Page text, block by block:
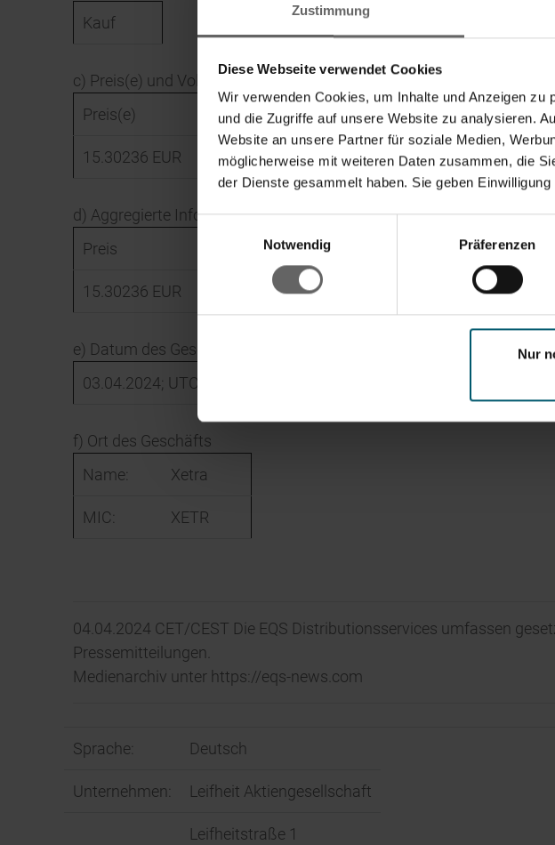
Zustimmung
Diese Webseite verwendet Cookies
Wir verwenden Cookies, um Inhalte und Anzeigen
und die Zugriffe auf unsere Website zu analysieren.
Website an unsere Partner für soziale Medien,
möglicherweise mit weiteren Daten zusammen, die
der Dienste gesammelt haben. Sie geben
Einwilligungsauswahl
Notwendig
Präferenzen
Nur
Kauf
c) Preis(e) und Volumen
Preis(e)
Volumen
15.30236 EUR 76358.78 EUR
d) Aggregierte Informationen
Preis
Aggregiertes Volumen
15.30236 EUR 76358.78 EUR
e) Datum des Geschäfts
03.04.2024; UTC+2
f) Ort des Geschäfts
Name:
Xetra
MIC: XETR
04.04.2024 CET/CEST Die EQS Distributionsservices umfassen
Pressemitteilungen.
Medienarchiv unter https://eqs-news.com
Sprache: Deutsch
Unternehmen: Leifheit Aktiengesellschaft
Leifheitstraße 1
Finanzkennzahlen